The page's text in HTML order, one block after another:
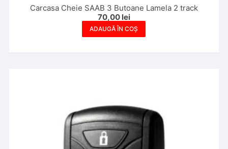
Carcasa Cheie SAAB 3 Butoane Lamela 2 track
70,00 lei
ADAUGĂ ÎN COȘ